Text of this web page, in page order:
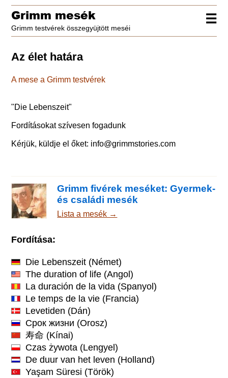
☰
Grimm mesék
Grimm testvérek összegyüjtött meséi
Az élet határa
A mese a Grimm testvérek
"Die Lebenszeit"
Fordításokat szívesen fogadunk
Kérjük, küldje el őket: info@grimmstories.com
Grimm fivérek meséket: Gyermek-
és családi mesék
Lista a mesék →
Fordítása:
Die Lebenszeit (Német)
The duration of life (Angol)
La duración de la vida (Spanyol)
Le temps de la vie (Francia)
Levetiden (Dán)
Срок жизни (Orosz)
寿命 (Kínai)
Czas żywota (Lengyel)
De duur van het leven (Holland)
Yaşam Süresi (Török)